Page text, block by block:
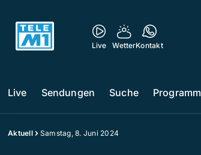
Live WetterKontakt
Live Sendungen Suche Programm
Aktuell Samstag, 8. Juni 2024